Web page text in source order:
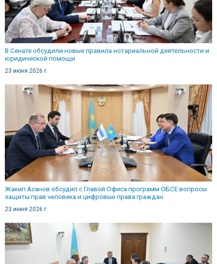
В Сенате обсудили новые правила нотариальной деятельности и
юридической помощи
23 июня 2026 г.
Жакип Асанов обсудил с Главой Офиса программ ОБСЕ вопросы
защиты прав человека и цифровые права граждан
23 июня 2026 г.